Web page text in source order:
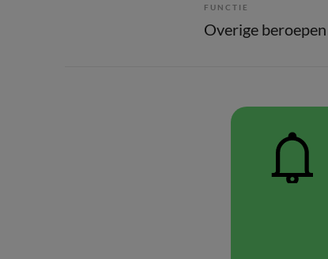
FUNCTIE